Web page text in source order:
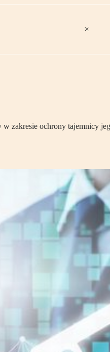
zakresie ochrony tajemnicy